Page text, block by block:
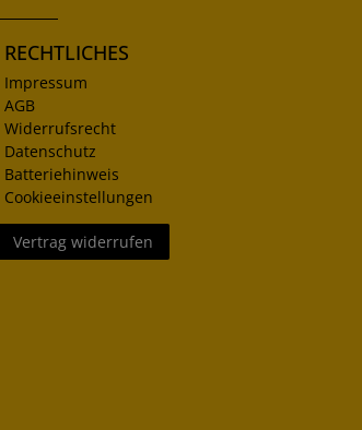
RECHTLICHES
Impressum
AGB
Widerrufsrecht
Datenschutz
Batteriehinweis
Cookieeinstellungen
Vertrag widerrufen